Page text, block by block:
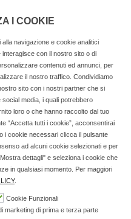
- La piattaforma web per i
Tutti i diritti riservati.
Sanità S.r.l. Largo San
- Tel: 0832.093720 Cell:
04571460759 - Rea: LE-
della Stampa del Tribunale
01/2015.
da Invitalia a saldo
I COOKIE
navigazione e cookie analitici
interagisce con il nostro sito o di
contenuti ed annunci, per
il nostro traffico. Condividiamo
sito con i nostri partner che si
media, i quali potrebbero
loro o che hanno raccolto dal tuo
“Accetta tutti i cookie”, acconsentirai
i cookie necessari clicca il pulsante
ad alcuni cookie selezionati e per
dettagli" e seleziona i cookie che
in qualsiasi momento. Per maggiori
.
Cookie Funzionali
marketing di prima e terza parte